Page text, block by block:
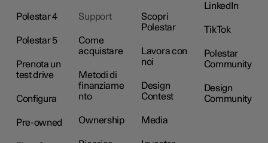
Polestar 4
Polestar 5
Prenota un
test drive
Configura
Pre-owned
Support
Come
acquistare
Metodi di
finanziame
nto
Ownership
Scopri
Polestar
Lavora con
noi
Design
Contest
Media
LinkedIn
TikTok
Polestar
Community
Design
Community